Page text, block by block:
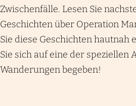
Zwischenfälle. Lesen Sie
Geschichten über Operation
Sie diese Geschichten hautnah
Sie sich auf eine der speziellen
Wanderungen begeben!